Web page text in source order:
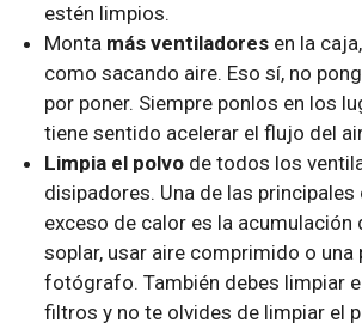
estén limpios.
Monta más ventiladores en la
como sacando aire. Eso sí, no
por poner. Siempre ponlos en los
tiene sentido acelerar el flujo del
Limpia el polvo de todos los
disipadores. Una de las principales
exceso de calor es la acumulación
soplar, usar aire comprimido o una
fotógrafo. También debes limpiar
filtros y no te olvides de limpiar el